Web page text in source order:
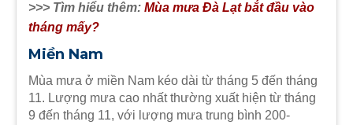
>>> Tìm hiểu thêm: Mùa mưa Đà Lạt bắt đầu vào
tháng mấy?
Miền Nam
Mùa mưa ở miền Nam kéo dài từ tháng 5 đến tháng
11. Lượng mưa cao nhất thường xuất hiện từ tháng
9 đến tháng 11, với lượng mưa trung bình 200-